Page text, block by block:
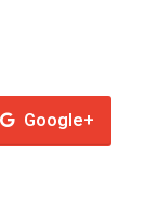
Google+